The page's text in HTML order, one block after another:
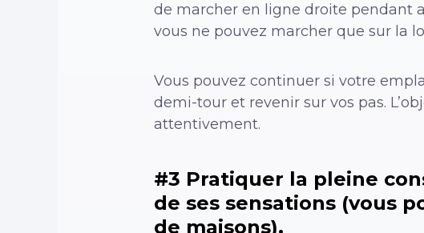
de marcher en ligne droite pendant
vous ne pouvez marcher que sur la
Vous pouvez continuer si votre
demi-tour et revenir sur vos pas.
attentivement.
#3 Pratiquer la pleine
de ses sensations (vous
de maisons).